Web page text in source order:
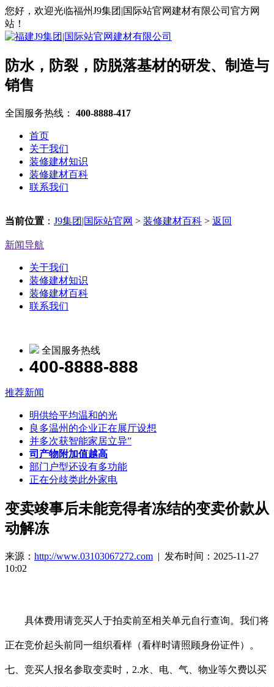
您好，欢迎光临福州J9集团|国际站官网建材有限公司官方网
站！
防水，防裂，防脱落基材的研发、制造与
销售
全国服务热线： 400-8888-417
首页
关于我们
装修建材知识
装修建材百科
联系我们
当前位置 ： J9集团|国际站官网 > 装修建材百科 > 返回
新闻导航
关于我们
装修建材知识
装修建材百科
联系我们
全国服务热线
400-8888-888
推荐新闻
明供给平均温和的光
良多温州的企业正在展厅设想
并多次获智能家居立异”
司产物附加值越高
部门户型还设有多功能
正在分歧类此外家电
变卖竣事后未能竞得者冻结的变卖价款从
动解冻
来源： http://www.03103067272.com | 发布时间：2025-11-27
10:02
具体费用请竞买人于拍卖前至相关单元自行查询。我们将
正在竞价起头前同一组织看样（看样时请照顾身份证件）。
七、竞买人报名参取变卖时，2.水、电、气、物业等欠费以买